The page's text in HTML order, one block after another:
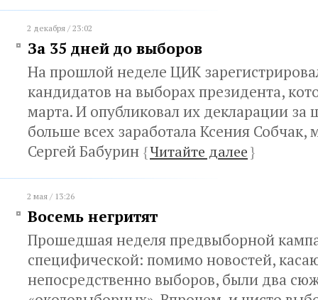
2 декабря / 23:02
За 35 дней до выборов
На прошлой неделе ЦИК
кандидатов на выборах президента,
марта. И опубликовал их декларации за
больше всех заработала Ксения Собчак,
Сергей Бабурин {Читайте далее}
2 мая / 13:26
Восемь негритят
Прошедшая неделя предвыборной
специфической: помимо новостей,
непосредственно выборов, были два